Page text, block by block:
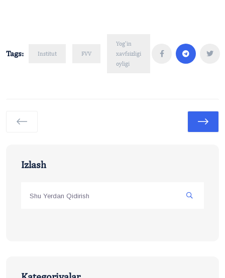
Tags: Institut FVV
Yog'in
xavfsizligi
oyligi
Izlash